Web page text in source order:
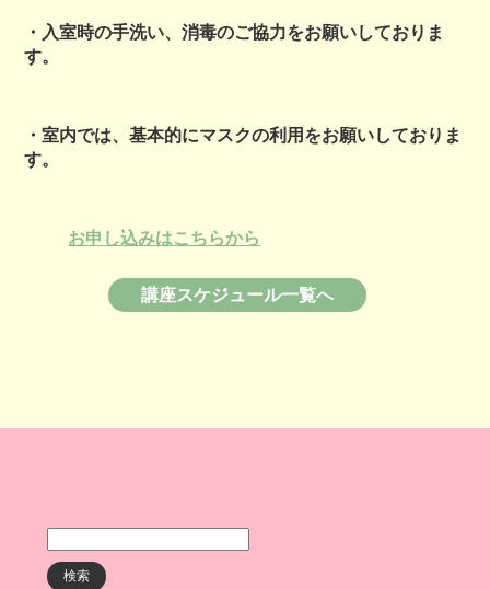
・入室時の手洗い、消毒のご協力をお願いしておりま
す。
・室内では、基本的にマスクの利用をお願いしておりま
す。
お申し込みはこちらから
講座スケジュール一覧へ